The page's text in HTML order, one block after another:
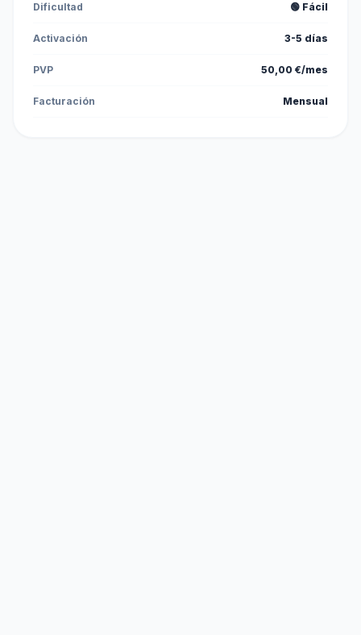
Dificultad 🟢 Fácil
Activación 3-5 días
PVP 50,00 €/mes
Facturación Mensual